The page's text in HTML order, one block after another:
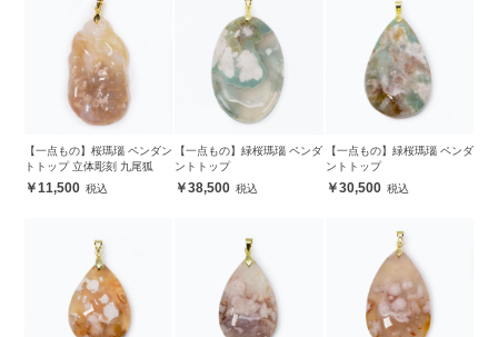
【一点もの】桜瑪瑙 ペンダン
トトップ 立体彫刻 九尾狐
11,500
【一点もの】緑桜瑪瑙 ペンダ
ントトップ
38,500
【一点もの】緑桜瑪瑙 ペンダ
ントトップ
30,500